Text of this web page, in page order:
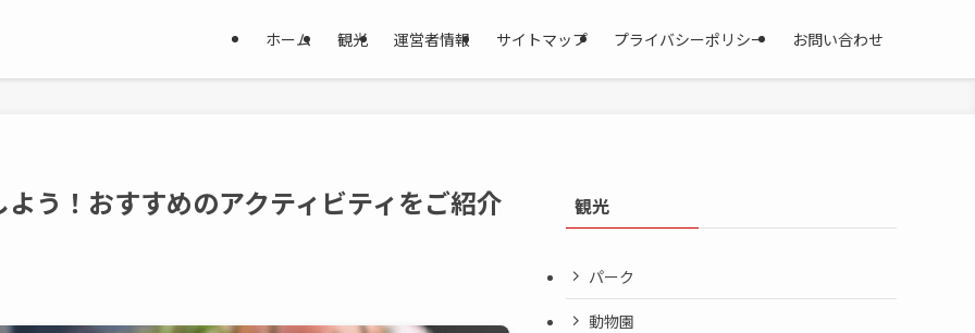
ホーム 観光 運営者情報 サイトマップ プライバシーポリシー お問い合わせ
う！おすすめのアクティビティをご紹介 観光
パーク
動物園